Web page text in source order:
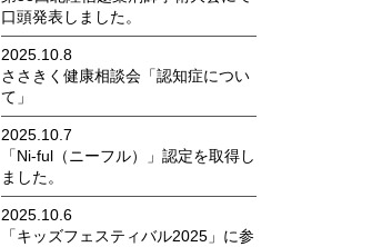
口頭発表しました。
2025.10.8
ささきく健康相談会「認知症につい
て」
2025.10.7
「Ni-ful（ニーフル）」認定を取得し
ました。
2025.10.6
「キッズフェスティバル2025」に参